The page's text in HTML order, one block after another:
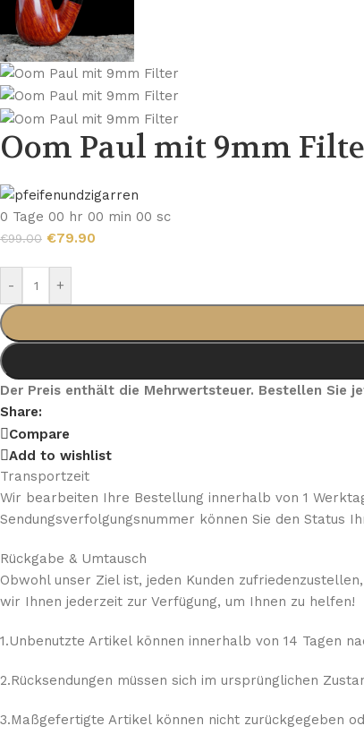
Oom Paul mit 9mm
0 Tage 00 hr 00 min 00 sc
€99.00 €79.90
- +
Der Preis enthält die Mehrwertsteuer. Bestellen Sie
Share:
Compare
Add to wishlist
Transportzeit
Wir bearbeiten Ihre Bestellung innerhalb von 1
Sendungsverfolgungsnummer können Sie den Status
Rückgabe & Umtausch
Obwohl unser Ziel ist, jeden Kunden
wir Ihnen jederzeit zur Verfügung, um Ihnen zu helfen!
1.Unbenutzte Artikel können innerhalb von 14 Tagen
2.Rücksendungen müssen sich im ursprünglichen
3.Maßgefertigte Artikel können nicht zurückgegeben